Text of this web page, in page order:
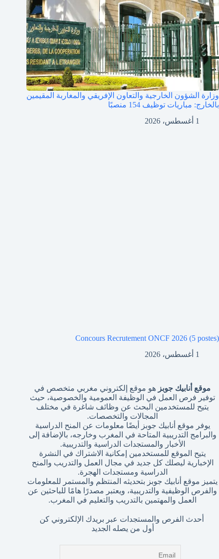
وزارة الشؤون الخارجية والتعاون الإفريقي والمغاربة المقيمين
بالخارج: مباريات توظيف 154 منصبًا
1 أغسطس، 2026
Concours Recrutement ONCF 2026 (5 postes)
1 أغسطس، 2026
موقع أنابيك جوبز هو موقع إلكتروني مغربي متخصص في
توفير فرص العمل في الوظيفة العمومية والخصوصية، حيث
يتيح للمستخدمين البحث عن وظائف شاغرة في مختلف
المجالات والتخصصات.
يوفر موقع أنابيك جوبز أيضًا معلومات عن المنح الدراسية
والبرامج التدريبية المتاحة في المغرب وخارجه، بالإضافة إلى
الأخبار والمستجدات الدراسية والتدريبية.
يتيح الموقع للمستخدمين إمكانية الاشتراك في النشرة
الإخبارية ليصلك كل جديد في مجال العمل والتدريب والمنح
الدراسية ومستجدات الهجرة.
يتميز موقع أنابيك جوبز بتحديثه المنتظم والمستمر للمعلومات
والفرص الوظيفية والتدريبية، ويعتبر مصدرًا هامًا للباحثين عن
العمل والمهتمين بالتدريب والتعليم في المغرب.
أحدث الفرص والمستجدات عبر بريدك الإلكتروني كن
أول من يصله الجديد